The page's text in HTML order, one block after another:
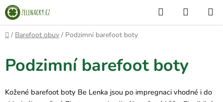
Přejít
na
obsah
Hledat
KOŠÍK
Domů
/ Barefoot obuv / Podzimní barefoot boty
Podzimní barefoot boty
Kožené barefoot boty Be Lenka jsou po impregnaci vhodné i do